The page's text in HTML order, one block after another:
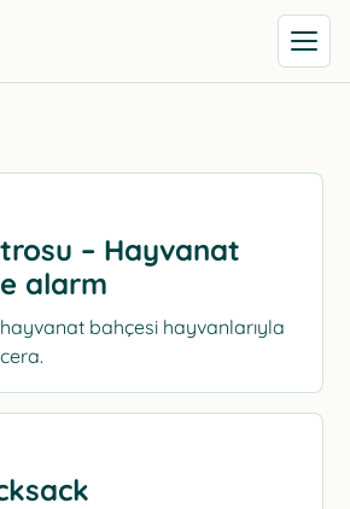
Menüyü
– Hayvanat
alarm
bahçesi hayvanlarıyla